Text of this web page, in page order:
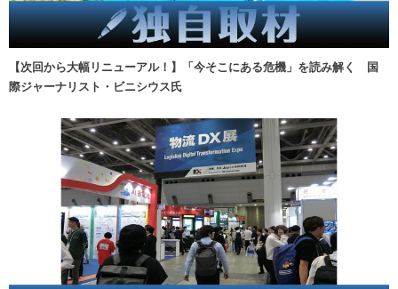
【次回から大幅リニューアル！】「今そこにある危機」を読み解く 国
際ジャーナリスト・ビニシウス氏